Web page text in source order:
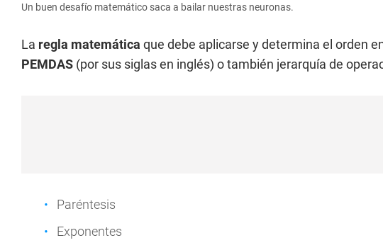
Un buen desafío matemático saca a bailar nuestras neuronas.
La regla matemática que debe aplicarse y determina el orden
PEMDAS (por sus siglas en inglés) o también jerarquía de
Paréntesis
Exponentes